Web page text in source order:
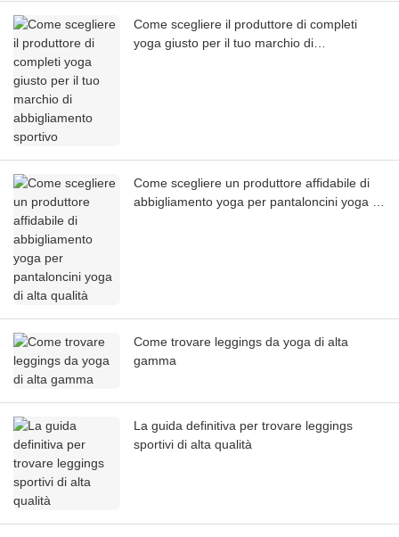
Come scegliere il produttore di completi
yoga giusto per il tuo marchio di
Come scegliere un produttore affidabile di
abbigliamento yoga per pantaloncini yoga di
Come trovare leggings da yoga di alta
gamma
La guida definitiva per trovare leggings
sportivi di alta qualità